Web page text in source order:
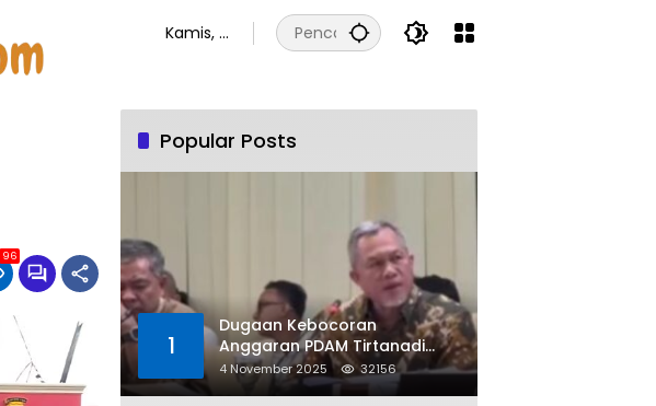
Kamis, 6
96
Popular Posts
1
Dugaan Kebocoran
Anggaran PDAM Tirtanadi
Rp450 Miliar Per Tahun Tuai
Kritikan
4 November 2025 32156